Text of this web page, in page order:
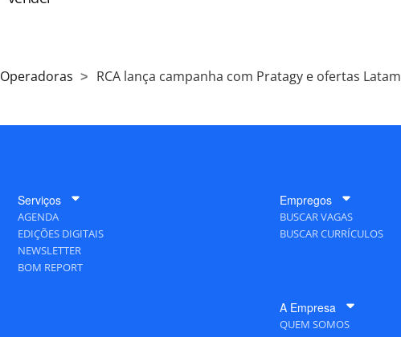
Operadoras RCA lança campanha com Pratagy e ofertas Latam
Serviços
AGENDA
EDIÇÕES DIGITAIS
NEWSLETTER
BOM REPORT
Empregos
BUSCAR VAGAS
BUSCAR CURRÍCULOS
A Empresa
QUEM SOMOS